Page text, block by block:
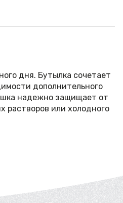
дня. Бутылка сочетает
дополнительного
надежно защищает от
растворов или холодного